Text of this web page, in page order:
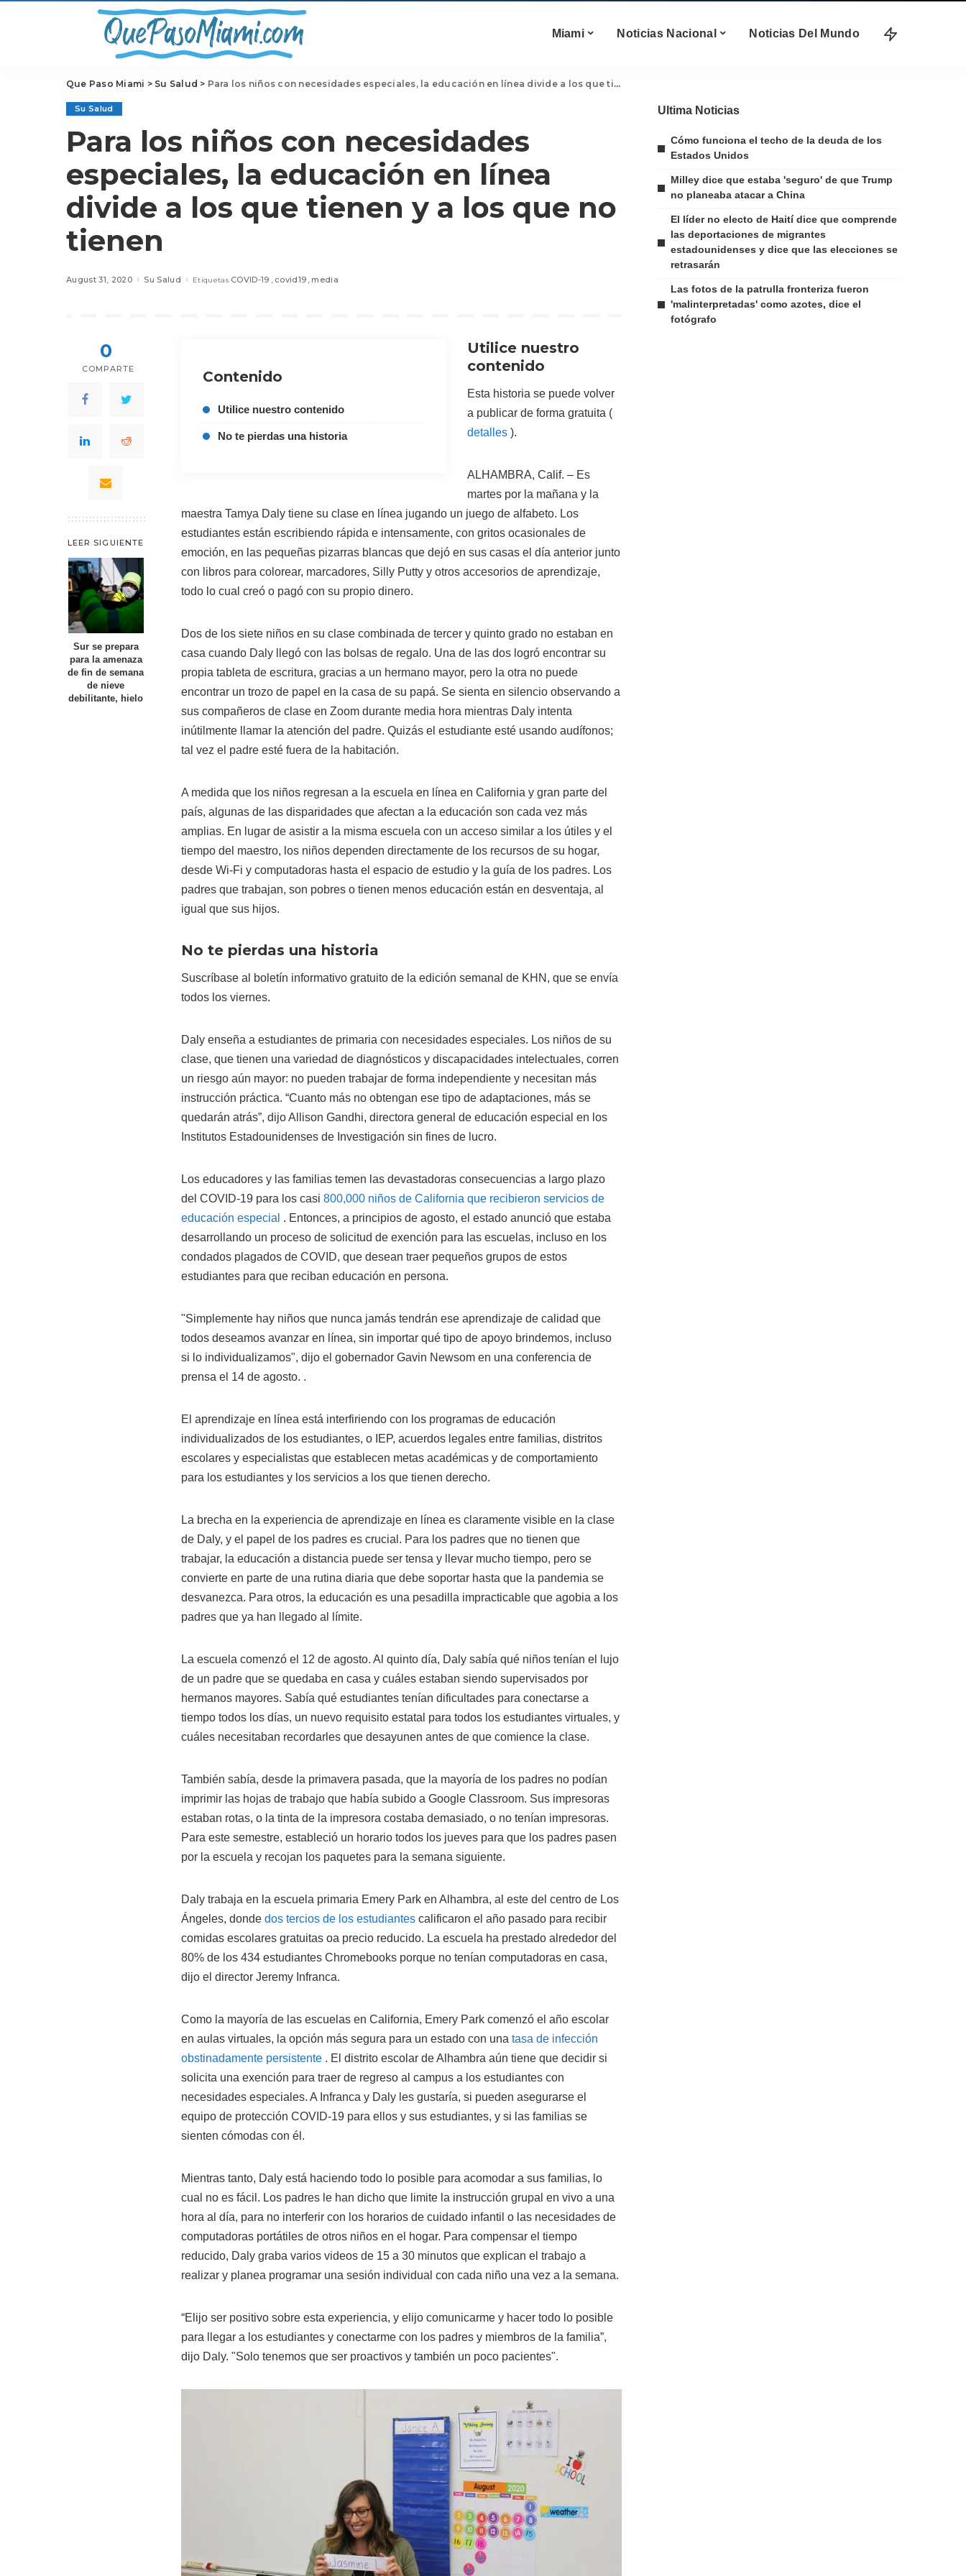
Miami Noticias Nacional Noticias Del Mundo
Que Paso Miami > Su Salud > Para los niños con necesidades especiales, la educación en línea divide a los que tienen y a los que no tienen
Su Salud
Para los niños con necesidades
especiales, la educación en línea
divide a los que tienen y a los que no
tienen
August 31, 2020 Su Salud Etiquetas COVID-19 covid19 media
0
COMPARTE
LEER SIGUIENTE
Sur se prepara
para la amenaza
de fin de semana
de nieve
debilitante, hielo
Contenido
Utilice nuestro contenido
No te pierdas una historia
Utilice nuestro
contenido
Esta historia se puede volver
a publicar de forma gratuita (
detalles).
ALHAMBRA, Calif. – Es
martes por la mañana y la
maestra Tamya Daly tiene su clase en línea jugando un juego de alfabeto. Los
estudiantes están escribiendo rápida e intensamente, con gritos ocasionales de
emoción, en las pequeñas pizarras blancas que dejó en sus casas el día anterior junto
con libros para colorear, marcadores, Silly Putty y otros accesorios de aprendizaje,
todo lo cual creó o pagó con su propio dinero.
Dos de los siete niños en su clase combinada de tercer y quinto grado no estaban en
casa cuando Daly llegó con las bolsas de regalo. Una de las dos logró encontrar su
propia tableta de escritura, gracias a un hermano mayor, pero la otra no puede
encontrar un trozo de papel en la casa de su papá. Se sienta en silencio observando a
sus compañeros de clase en Zoom durante media hora mientras Daly intenta
inútilmente llamar la atención del padre. Quizás el estudiante esté usando audífonos;
tal vez el padre esté fuera de la habitación.
A medida que los niños regresan a la escuela en línea en California y gran parte del
país, algunas de las disparidades que afectan a la educación son cada vez más
amplias. En lugar de asistir a la misma escuela con un acceso similar a los útiles y el
tiempo del maestro, los niños dependen directamente de los recursos de su hogar,
desde Wi-Fi y computadoras hasta el espacio de estudio y la guía de los padres. Los
padres que trabajan, son pobres o tienen menos educación están en desventaja, al
igual que sus hijos.
No te pierdas una historia
Suscríbase al boletín informativo gratuito de la edición semanal de KHN, que se envía
todos los viernes.
Daly enseña a estudiantes de primaria con necesidades especiales. Los niños de su
clase, que tienen una variedad de diagnósticos y discapacidades intelectuales, corren
un riesgo aún mayor: no pueden trabajar de forma independiente y necesitan más
instrucción práctica. “Cuanto más no obtengan ese tipo de adaptaciones, más se
quedarán atrás”, dijo Allison Gandhi, directora general de educación especial en los
Institutos Estadounidenses de Investigación sin fines de lucro.
Los educadores y las familias temen las devastadoras consecuencias a largo plazo
del COVID-19 para los casi 800,000 niños de California que recibieron servicios de
educación especial . Entonces, a principios de agosto, el estado anunció que estaba
desarrollando un proceso de solicitud de exención para las escuelas, incluso en los
condados plagados de COVID, que desean traer pequeños grupos de estos
estudiantes para que reciban educación en persona.
"Simplemente hay niños que nunca jamás tendrán ese aprendizaje de calidad que
todos deseamos avanzar en línea, sin importar qué tipo de apoyo brindemos, incluso
si lo individualizamos", dijo el gobernador Gavin Newsom en una conferencia de
prensa el 14 de agosto. .
El aprendizaje en línea está interfiriendo con los programas de educación
individualizados de los estudiantes, o IEP, acuerdos legales entre familias, distritos
escolares y especialistas que establecen metas académicas y de comportamiento
para los estudiantes y los servicios a los que tienen derecho.
La brecha en la experiencia de aprendizaje en línea es claramente visible en la clase
de Daly, y el papel de los padres es crucial. Para los padres que no tienen que
trabajar, la educación a distancia puede ser tensa y llevar mucho tiempo, pero se
convierte en parte de una rutina diaria que debe soportar hasta que la pandemia se
desvanezca. Para otros, la educación es una pesadilla impracticable que agobia a los
padres que ya han llegado al límite.
La escuela comenzó el 12 de agosto. Al quinto día, Daly sabía qué niños tenían el lujo
de un padre que se quedaba en casa y cuáles estaban siendo supervisados por
hermanos mayores. Sabía qué estudiantes tenían dificultades para conectarse a
tiempo todos los días, un nuevo requisito estatal para todos los estudiantes virtuales, y
cuáles necesitaban recordarles que desayunen antes de que comience la clase.
También sabía, desde la primavera pasada, que la mayoría de los padres no podían
imprimir las hojas de trabajo que había subido a Google Classroom. Sus impresoras
estaban rotas, o la tinta de la impresora costaba demasiado, o no tenían impresoras.
Para este semestre, estableció un horario todos los jueves para que los padres pasen
por la escuela y recojan los paquetes para la semana siguiente.
Daly trabaja en la escuela primaria Emery Park en Alhambra, al este del centro de Los
Ángeles, donde dos tercios de los estudiantes calificaron el año pasado para recibir
comidas escolares gratuitas oa precio reducido. La escuela ha prestado alrededor del
80% de los 434 estudiantes Chromebooks porque no tenían computadoras en casa,
dijo el director Jeremy Infranca.
Como la mayoría de las escuelas en California, Emery Park comenzó el año escolar
en aulas virtuales, la opción más segura para un estado con una tasa de infección
obstinadamente persistente . El distrito escolar de Alhambra aún tiene que decidir si
solicita una exención para traer de regreso al campus a los estudiantes con
necesidades especiales. A Infranca y Daly les gustaría, si pueden asegurarse el
equipo de protección COVID-19 para ellos y sus estudiantes, y si las familias se
sienten cómodas con él.
Mientras tanto, Daly está haciendo todo lo posible para acomodar a sus familias, lo
cual no es fácil. Los padres le han dicho que limite la instrucción grupal en vivo a una
hora al día, para no interferir con los horarios de cuidado infantil o las necesidades de
computadoras portátiles de otros niños en el hogar. Para compensar el tiempo
reducido, Daly graba varios videos de 15 a 30 minutos que explican el trabajo a
realizar y planea programar una sesión individual con cada niño una vez a la semana.
“Elijo ser positivo sobre esta experiencia, y elijo comunicarme y hacer todo lo posible
para llegar a los estudiantes y conectarme con los padres y miembros de la familia”,
dijo Daly. "Solo tenemos que ser proactivos y también un poco pacientes".
Ultima Noticias
Cómo funciona el techo de la deuda de los
Estados Unidos
Milley dice que estaba 'seguro' de que Trump
no planeaba atacar a China
El líder no electo de Haití dice que comprende
las deportaciones de migrantes
estadounidenses y dice que las elecciones se
retrasarán
Las fotos de la patrulla fronteriza fueron
'malinterpretadas' como azotes, dice el
fotógrafo